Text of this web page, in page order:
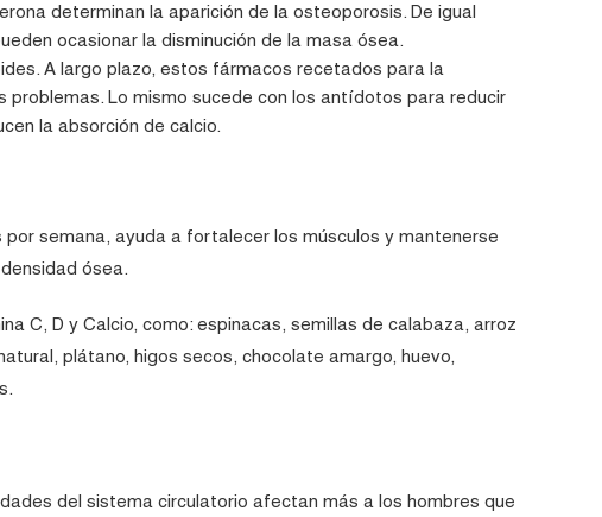
determinan la aparición de la osteoporosis. De igual
ocasionar la disminución de la masa ósea.
A largo plazo, estos fármacos recetados para la
problemas. Lo mismo sucede con los antídotos para reducir
la absorción de calcio.
semana, ayuda a fortalecer los músculos y mantenerse
ósea.
C, D y Calcio, como: espinacas, semillas de calabaza, arroz
plátano, higos secos, chocolate amargo, huevo,
del sistema circulatorio afectan más a los hombres que